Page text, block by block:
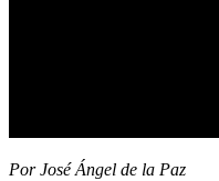
Por José Ángel de la Paz